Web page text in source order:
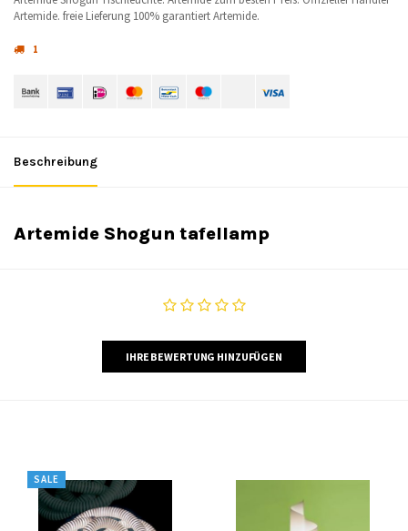
Artemide. freie Lieferung 100% garantiert Artemide.
1
Beschreibung
Artemide Shogun tafellamp
IHRE BEWERTUNG HINZUFÜGEN
SALE